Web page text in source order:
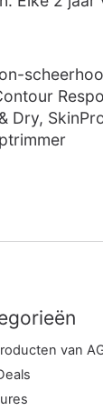
Dry,
van